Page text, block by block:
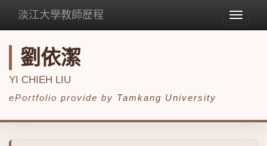
Toggle
淡江大學教師歷程
劉依潔
YI CHIEH LIU
ePortfolio provide by Tamkang University